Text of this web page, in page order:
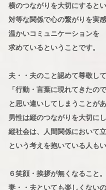
横のつながりを大切にするとい
対等な関係で心の繋がりを実
温かいコミュニケーションを
求めているということです。
夫・・夫のこと認めて尊敬し
「行動・言葉に現れてきたの
と思い違いしてしまうことがあ
男性は縦のつながりを大切にし
縦社会は、人間関係において
という考えを抱いている人もい
６笑顔・挨拶が無くなること。
妻・・夫といても楽しくない